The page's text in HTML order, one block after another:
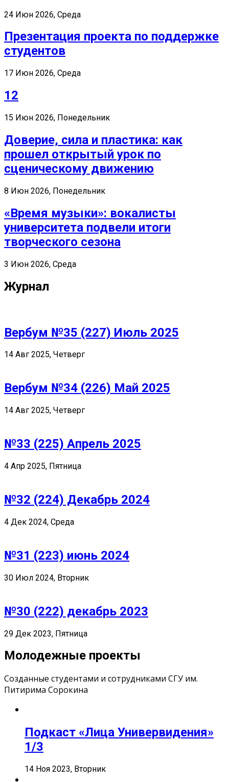
24 Июн 2026, Среда
Презентация проекта по поддержке
студентов
17 Июн 2026, Среда
12
15 Июн 2026, Понедельник
Доверие, сила и пластика: как
прошел открытый урок по
сценическому движению
8 Июн 2026, Понедельник
«Время музыки»: вокалисты
университета подвели итоги
творческого сезона
3 Июн 2026, Среда
Журнал
Вербум №35 (227) Июль 2025
14 Авг 2025, Четверг
Вербум №34 (226) Май 2025
14 Авг 2025, Четверг
№33 (225) Апрель 2025
4 Апр 2025, Пятница
№32 (224) Декабрь 2024
4 Дек 2024, Среда
№31 (223) июнь 2024
30 Июл 2024, Вторник
№30 (222) декабрь 2023
29 Дек 2023, Пятница
Молодежные проекты
Созданные студентами и сотрудниками СГУ им.
Питирима Сорокина
Подкаст «Лица Универвидения»
1/3
14 Ноя 2023, Вторник